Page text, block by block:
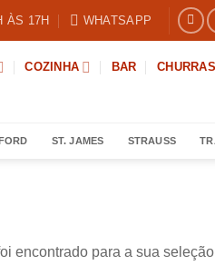
ÀS 17H WHATSAPP
COZINHA BAR
ST. JAMES STRAUSS
encontrado para a sua